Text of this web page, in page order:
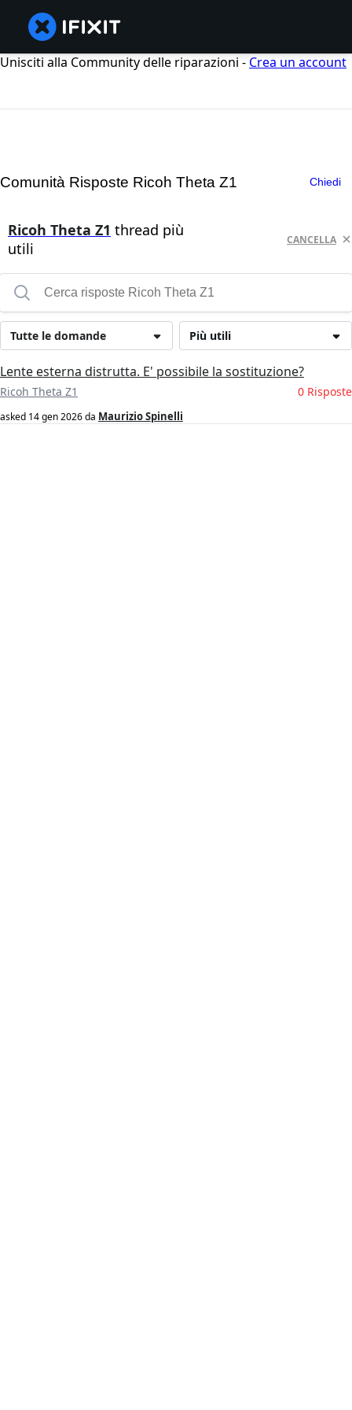
Unisciti alla Community delle riparazioni - Crea un account
Comunità Risposte Ricoh Theta Z1 Chiedi
Ricoh Theta Z1 thread più
utili
CANCELLA
Più utili
Tutte le domande
Lente esterna distrutta. E' possibile la sostituzione?
Ricoh Theta Z1 0 Risposte
asked 14 gen 2026da Maurizio Spinelli